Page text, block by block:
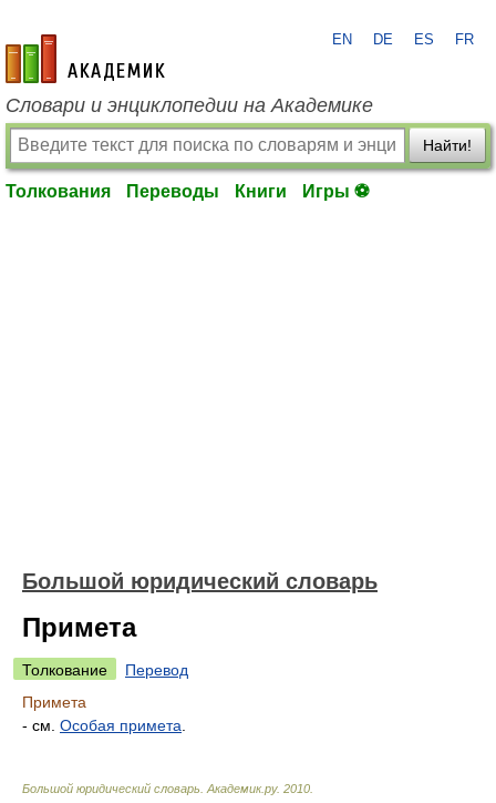
academic.ru
EN DE ES FR
Словари и энциклопедии на Академике
Найти!
Толкования Переводы Книги Игры ⚽
Большой юридический словарь
Примета
Толкование
Перевод
Примета
- см. Особая примета
Большой юридический словарь Академик.ру. 2010